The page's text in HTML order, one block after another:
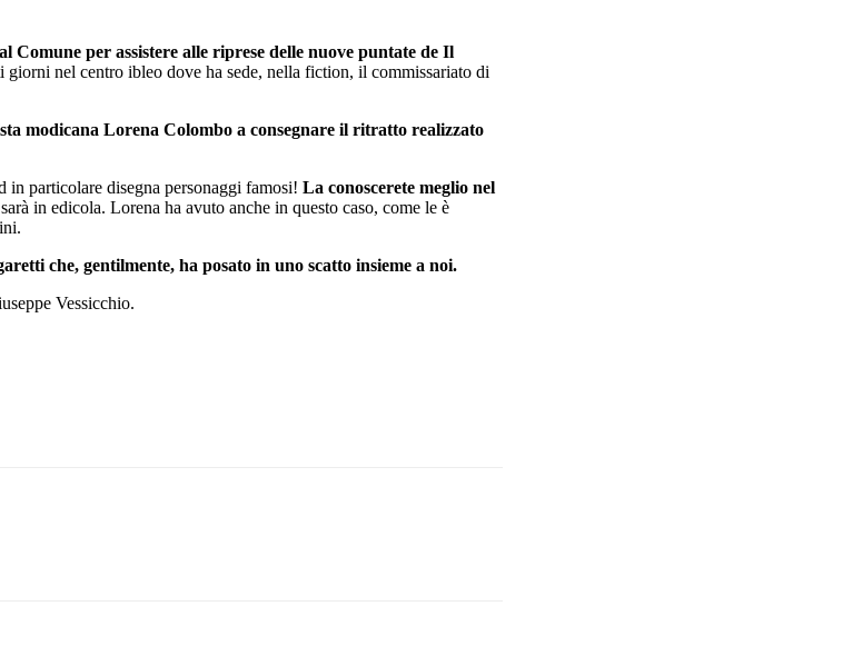
per assistere alle riprese delle nuove puntate de Il
giorni nel centro ibleo dove ha sede, nella fiction, il commissariato di
modicana Lorena Colombo a consegnare il ritratto realizzato
in particolare disegna personaggi famosi! La conoscerete meglio nel
in edicola. Lorena ha avuto anche in questo caso, come le è
che, gentilmente, ha posato in uno scatto insieme a noi.
Vessicchio.